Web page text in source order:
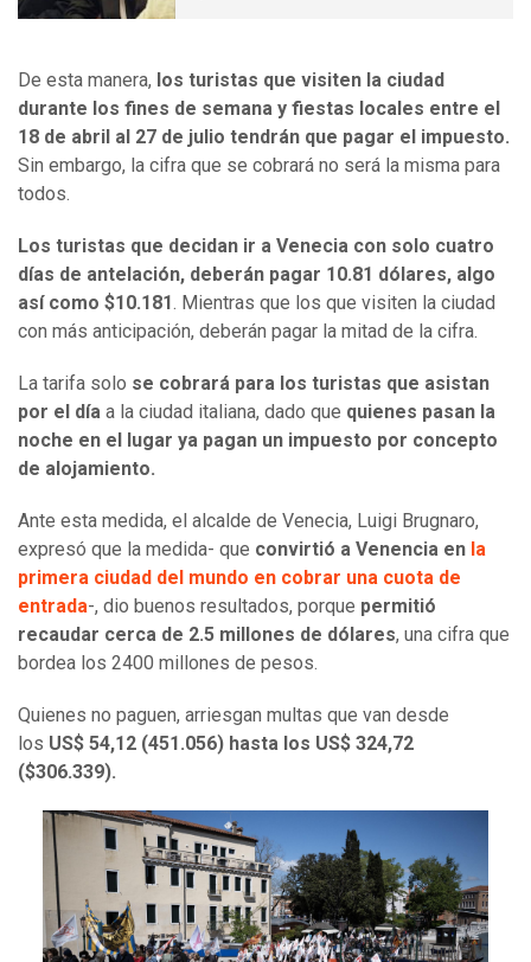
De esta manera, los turistas que visiten la ciudad
durante los fines de semana y fiestas locales entre el
18 de abril al 27 de julio tendrán que pagar el impuesto.
Sin embargo, la cifra que se cobrará no será la misma para
todos.
Los turistas que decidan ir a Venecia con solo cuatro
días de antelación, deberán pagar 10.81 dólares, algo
así como $10.181. Mientras que los que visiten la ciudad
con más anticipación, deberán pagar la mitad de la cifra.
La tarifa solo se cobrará para los turistas que asistan
por el día a la ciudad italiana, dado que quienes pasan la
noche en el lugar ya pagan un impuesto por concepto
de alojamiento.
Ante esta medida, el alcalde de Venecia, Luigi Brugnaro,
expresó que la medida- que convirtió a Venencia en la
primera ciudad del mundo en cobrar una cuota de
entrada-, dio buenos resultados, porque permitió
recaudar cerca de 2.5 millones de dólares, una cifra que
bordea los 2400 millones de pesos.
Quienes no paguen, arriesgan multas que van desde
los US$ 54,12 (451.056) hasta los US$ 324,72
($306.339).